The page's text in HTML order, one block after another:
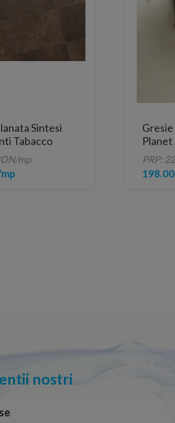
Sintesi
Tabacco
mp PRP:
nostri